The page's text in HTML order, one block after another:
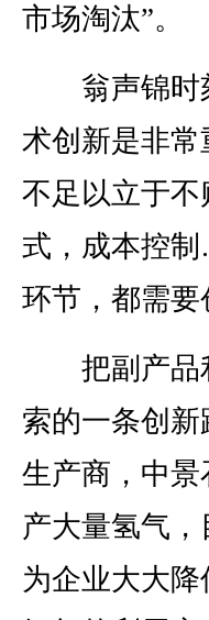
市场淘汰”。
翁声锦时
术创新是非
不足以立于
式，成本控
环节，都需要
把副产品
索的一条创
生产商，中
产大量氢气
为企业大大